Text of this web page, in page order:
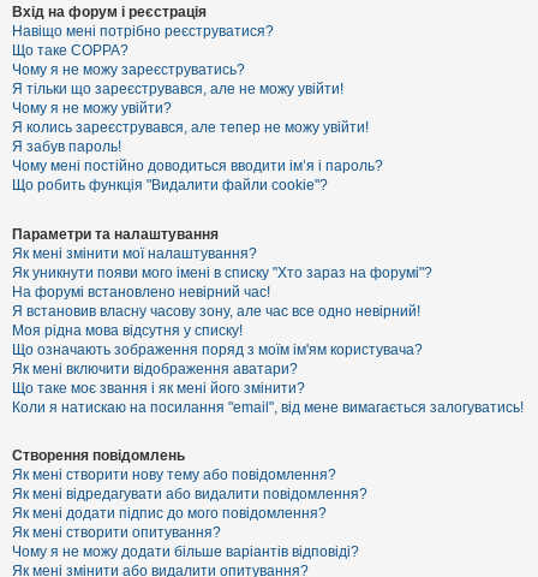
є
с
т
р
а
ц
і
я
Т
м
и
б
е
з
в
і
д
п
о
в
і
е
й
А
к
т
Вхід на форум і реєстрація
Навіщо мені потрібно реєструватися?
Що таке COPPA?
Чому я не можу зареєструватись?
Я тільки що зареєструвався, але не можу увійти!
Чому я не можу увійти?
Я колись зареєструвався, але тепер не можу увійти!
Я забув пароль!
Чому мені постійно доводиться вводити ім’я і пароль?
Що робить функція "Видалити файли cookie"?
Параметри та налаштування
Як мені змінити мої налаштування?
Як уникнути появи мого імені в списку "Хто зараз на форумі"?
На форумі встановлено невірний час!
Я встановив власну часову зону, але час все одно невірний!
Моя рідна мова відсутня у списку!
Що означають зображення поряд з моїм ім'ям користувача?
Як мені включити відображення аватари?
Що таке моє звання і як мені його змінити?
Коли я натискаю на посилання "email", від мене вимагається залогуватись!
Створення повідомлень
Як мені створити нову тему або повідомлення?
Як мені відредагувати або видалити повідомлення?
Як мені додати підпис до мого повідомлення?
Як мені створити опитування?
Чому я не можу додати більше варіантів відповіді?
Як мені змінити або видалити опитування?